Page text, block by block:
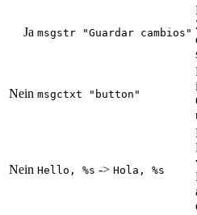
Ja msgstr "Guardar cambios"
Nein msgctxt "button"
Nein Hello, %s -> Hola, %s